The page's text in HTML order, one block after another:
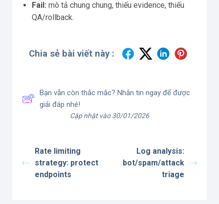
Fail: mô tả chung chung, thiếu evidence, thiếu
QA/rollback.
Chia sẻ bài viết này :
Bạn vẫn còn thắc mắc? Nhắn tin ngay để được
giải đáp nhé!
Cập nhật vào 30/01/2026
Rate limiting
strategy: protect
endpoints
Log analysis:
bot/spam/attack
triage